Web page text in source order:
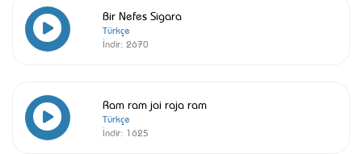
Bir Nefes Sigara
Türkçe
İndir: 2670
Ram ram jai raja ram
Türkçe
İndir: 1625